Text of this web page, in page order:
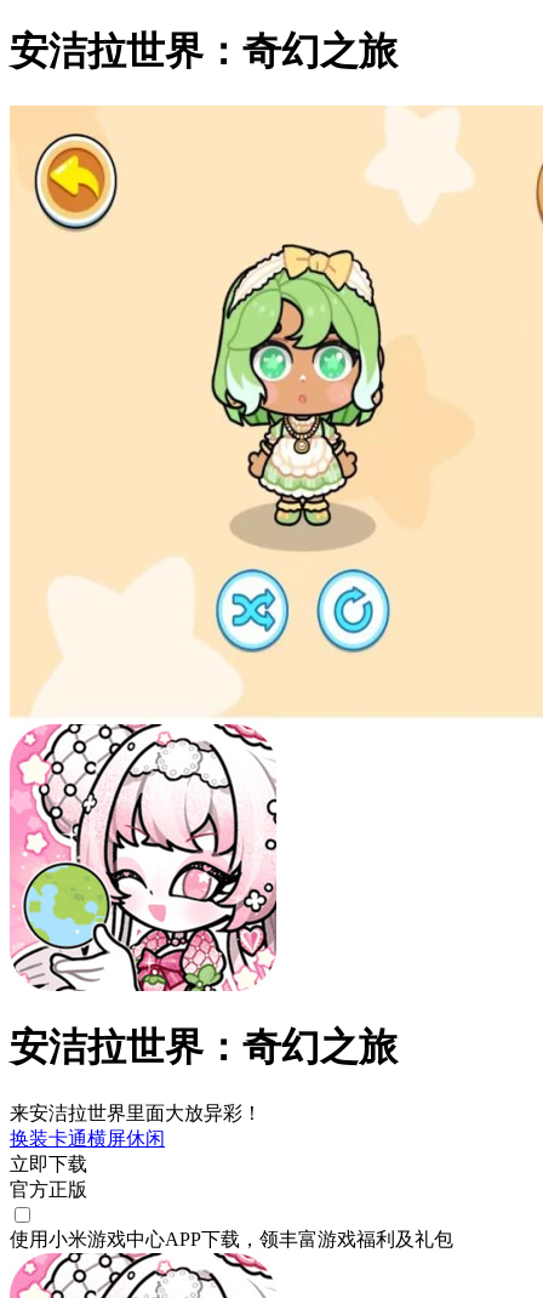
安洁拉世界：奇幻之旅
安洁拉世界：奇幻之旅
来安洁拉世界里面大放异彩！
换装卡通横屏休闲
立即下载
官方正版
使用小米游戏中心APP下载 ，领丰富游戏福利 及礼包